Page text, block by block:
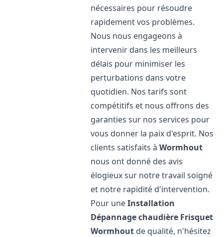
nécessaires pour résoudre
rapidement vos problèmes.
Nous nous engageons à
intervenir dans les meilleurs
délais pour minimiser les
perturbations dans votre
quotidien. Nos tarifs sont
compétitifs et nous offrons des
garanties sur nos services pour
vous donner la paix d'esprit. Nos
clients satisfaits àWormhout
nous ont donné des avis
élogieux sur notre travail soigné
et notre rapidité d'intervention.
Pour uneInstallation
Dépannage chaudière Frisquet
Wormhout de qualité, n'hésitez